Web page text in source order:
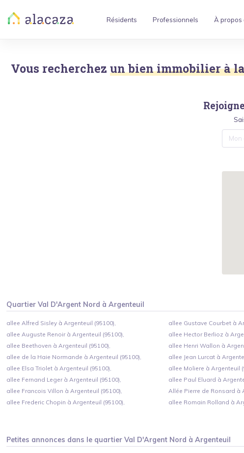
Résidents Professionnels À propos
Vous recherchez un bien immobilier à
QuartierVal D'Argent Nord àArgenteuil
allee Alfred Sisley à Argenteuil (95100),
allee Auguste Renoir à Argenteuil (95100),
allee Beethoven à Argenteuil (95100),
allee de la Haie Normande à Argenteuil (95100),
allee Elsa Triolet à Argenteuil (95100),
allee Fernand Leger à Argenteuil (95100),
allee Francois Villon à Argenteuil (95100),
allee Frederic Chopin à Argenteuil (95100),
allee Gustave Courbet à
allee Hector Berlioz à
allee Henri Wallon à
allee Jean Lurcat à
allee Moliere à Argenteuil
allee Paul Eluard à
Allée Pierre de Ronsard à
allee Romain Rolland à
Petites annonces dans le quartierVal D'Argent Nord à Argenteuil